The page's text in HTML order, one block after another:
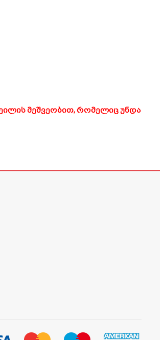
მეშვეობით, რომელიც უნდა